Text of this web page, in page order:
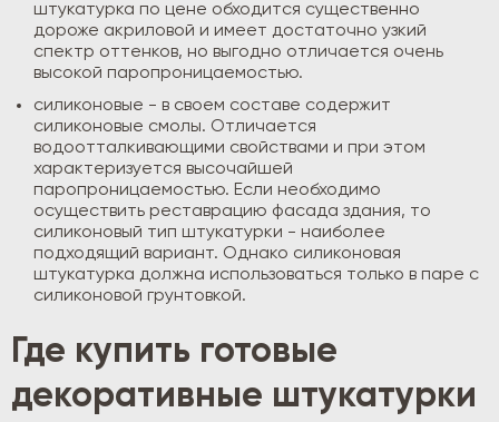
штукатурка по цене обходится существенно
дороже акриловой и имеет достаточно узкий
спектр оттенков, но выгодно отличается очень
высокой паропроницаемостью.
силиконовые - в своем составе содержит
силиконовые смолы. Отличается
водоотталкивающими свойствами и при этом
характеризуется высочайшей
паропроницаемостью. Если необходимо
осуществить реставрацию фасада здания, то
силиконовый тип штукатурки - наиболее
подходящий вариант. Однако силиконовая
штукатурка должна использоваться только в паре с
силиконовой грунтовкой.
Где купить готовые
декоративные штукатурки